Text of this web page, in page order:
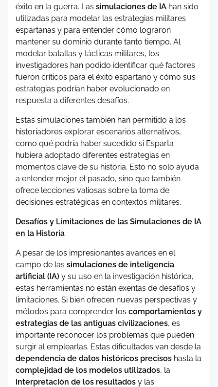
éxito en la guerra. Las simulaciones de IA han sido
utilizadas para modelar las estrategias militares
espartanas y para entender cómo lograron
mantener su dominio durante tanto tiempo. Al
modelar batallas y tácticas militares, los
investigadores han podido identificar qué factores
fueron críticos para el éxito espartano y cómo sus
estrategias podrían haber evolucionado en
respuesta a diferentes desafíos.
Estas simulaciones también han permitido a los
historiadores explorar escenarios alternativos,
como qué podría haber sucedido si Esparta
hubiera adoptado diferentes estrategias en
momentos clave de su historia. Esto no solo ayuda
a entender mejor el pasado, sino que también
ofrece lecciones valiosas sobre la toma de
decisiones estratégicas en contextos militares.
Desafíos y Limitaciones de las Simulaciones de IA
en la Historia
A pesar de los impresionantes avances en el
campo de las simulaciones de inteligencia
artificial (IA) y su uso en la investigación histórica,
estas herramientas no están exentas de desafíos y
limitaciones. Si bien ofrecen nuevas perspectivas y
métodos para comprender los comportamientos y
estrategias de las antiguas civilizaciones, es
importante reconocer los problemas que pueden
surgir al emplearlas. Estas dificultades van desde la
dependencia de datos históricos precisos hasta la
complejidad de los modelos utilizados, la
interpretación de los resultados y las